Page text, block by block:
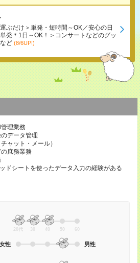
ぶだけ＞単発・短時間～OK／安心の日
発＊1日～OK！＞コンサートなどのグッ
ど (8/6UP!)
理業務
データ管理
ャット・メール）
庶務業務
ドシートを使ったデータ入力の経験がある
20代 30 40 50 60
女性 男性